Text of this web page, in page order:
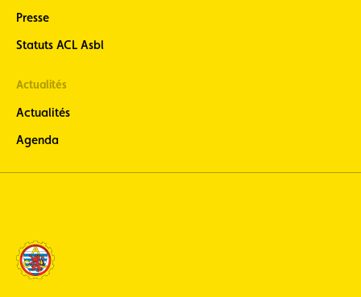
Presse
Statuts ACL Asbl
Actualités
Actualités
Agenda